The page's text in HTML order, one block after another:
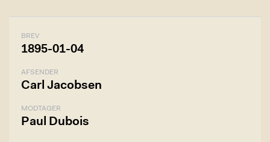
BREV
1895-01-04
AFSENDER
Carl Jacobsen
MODTAGER
Paul Dubois